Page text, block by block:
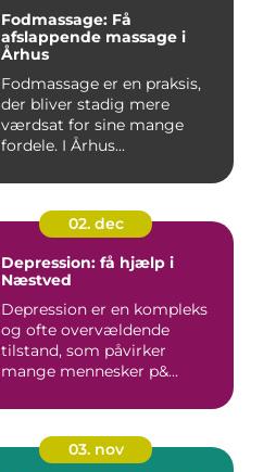
Fodmassage: Få
afslappende massage i
Århus
Fodmassage er en praksis,
der bliver stadig mere
værdsat for sine mange
fordele. I Århus...
02. dec
Depression: få hjælp i
Næstved
Depression er en kompleks
og ofte overvældende
tilstand, som påvirker
mange mennesker p&...
03. nov